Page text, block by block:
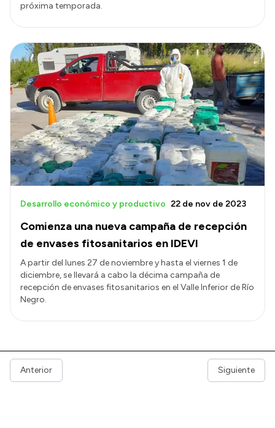
próxima temporada.
Comienza una nueva campaña de recepción
de envases fitosanitarios en IDEVI
Desarrollo económico y productivo 22 de nov de 2023
A partir del lunes 27 de noviembre y hasta el viernes 1 de
diciembre, se llevará a cabo la décima campaña de
recepción de envases fitosanitarios en el Valle Inferior de Río
Negro.
Anterior Siguiente